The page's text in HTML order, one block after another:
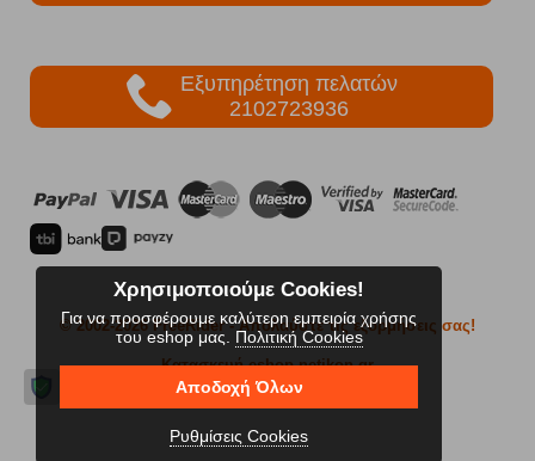
Εξυπηρέτηση πελατών
2102723936
© 2002-2026 FreeRider- Απολαύστε τις εξορμήσεις σας!
Κατασκευή eshop netikon.gr
Χρησιμοποιούμε Cookies!
Για να προσφέρουμε καλύτερη εμπειρία χρήσης
του eshop μας. Πολιτική Cookies
Αποδοχή Όλων
Ρυθμίσεις Cookies